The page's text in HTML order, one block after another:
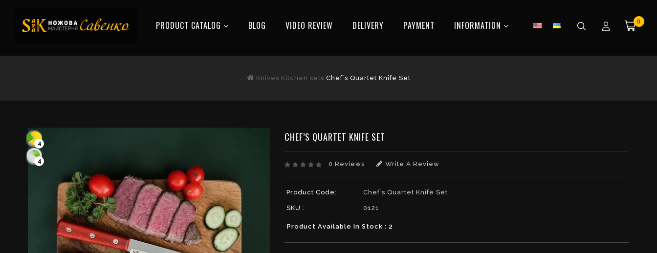
PRODUCT CATALOG BLOG VIDEO REVIEW DELIVERY РAYMENT INFORMATION 0
Knives Kitchen sets Chef’s Quartet Knife Set
4
4
CHEF’S QUARTET KNIFE SET
0 Reviews Write A Review
Product Code: Chef’s Quartet Knife Set
SKU : 0121
Product Available In Stock : 2